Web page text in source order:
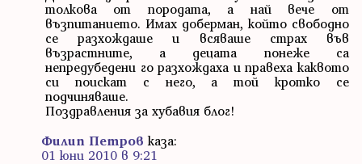
толкова от породата, а най вече от
възпитанието. Имах доберман, който свободно
се разхождаше и всяваше страх във
възрастните, а децата понеже са
непредубедени го разхождаха и правеха каквото
си поискат с него, а той кротко се
подчиняваше.
Поздравления за хубавия блог!
Филип Петров каза:
01 юни 2010 в 9:21